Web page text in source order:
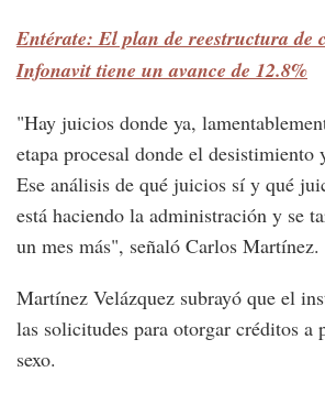
Entérate: El plan de reestructura de
Infonavit tiene un avance de 12.8%
"Hay juicios donde ya,
etapa procesal donde el desistimiento
Ese análisis de qué juicios sí y qué
está haciendo la administración y se
un mes más", señaló Carlos Martínez.
Martínez Velázquez subrayó que el
las solicitudes para otorgar créditos a
sexo.